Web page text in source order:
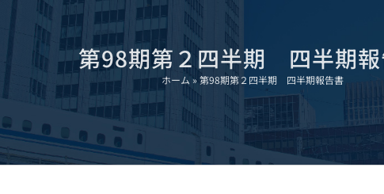
第98期第２四半期 四半期報
ホーム »第98期第２四半期 四半期報告書